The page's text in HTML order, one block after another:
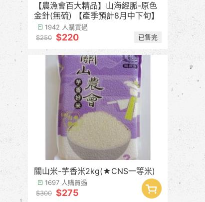
【農漁會百大精品】山海經脈-原色
金針(無硫) 【產季預計8月中下旬】
1942 人購買過
$250 $220 已售完
關山米-芋香米2kg(★CNS一等米)
1697 人購買過
$300 $275